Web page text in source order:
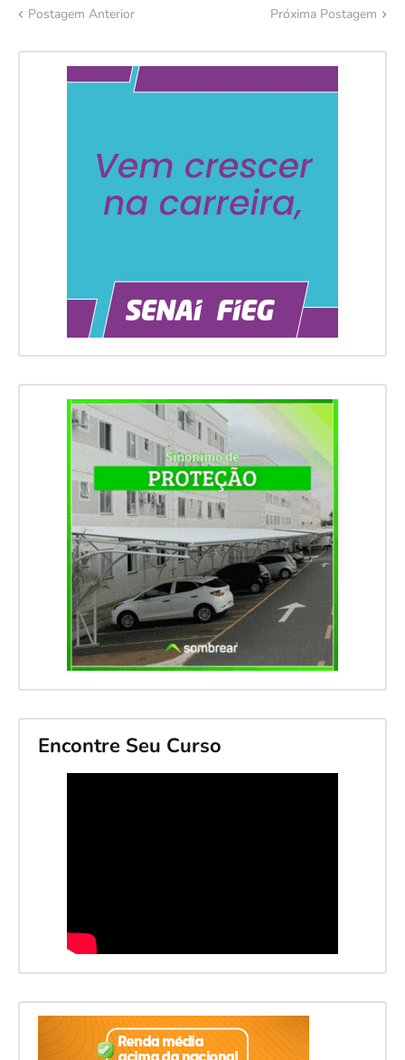
Postagem Anterior Próxima Postagem
Encontre Seu Curso